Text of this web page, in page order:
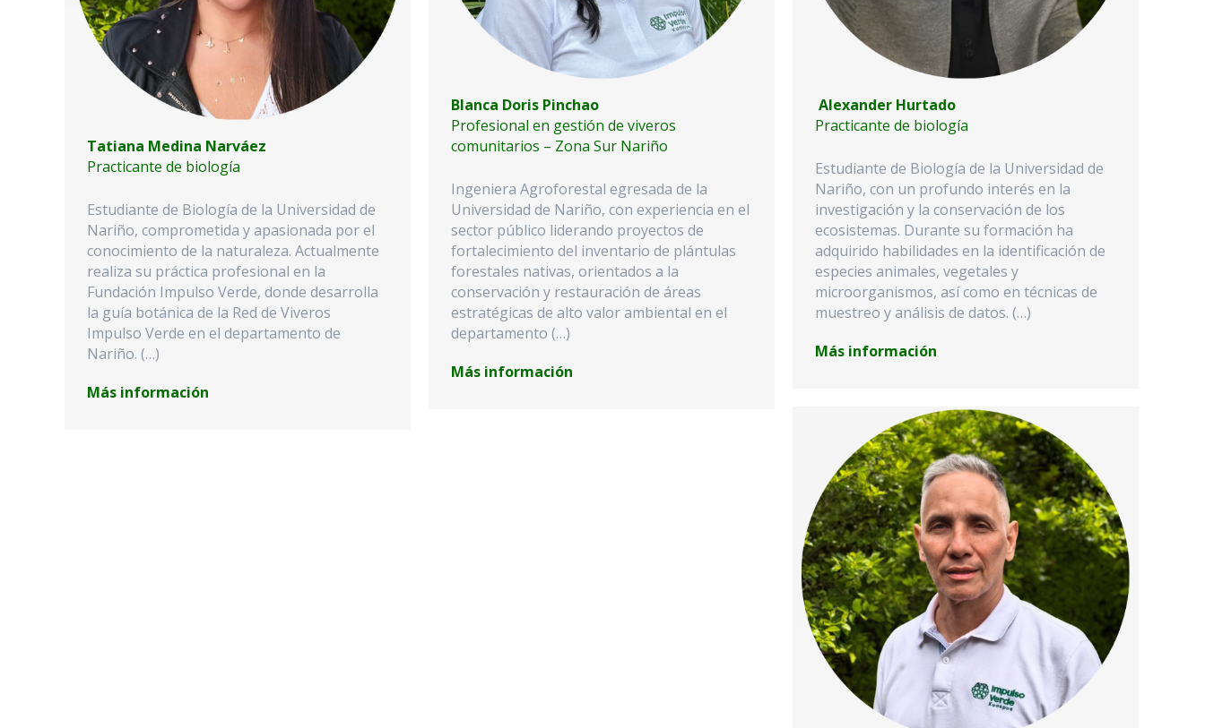
Blanca Doris Pinchao
Profesional en gestión de viveros
comunitarios – Zona Sur Nariño
Ingeniera Agroforestal egresada de la
Universidad de Nariño, con experiencia en el
sector público liderando proyectos de
fortalecimiento del inventario de plántulas
forestales nativas, orientados a la
conservación y restauración de áreas
estratégicas de alto valor ambiental en el
departamento (…)
Más información
Alexander Hurtado
Practicante de biología
Estudiante de Biología de la Universidad de
Nariño, con un profundo interés en la
investigación y la conservación de los
ecosistemas. Durante su formación ha
adquirido habilidades en la identificación de
especies animales, vegetales y
microorganismos, así como en técnicas de
muestreo y análisis de datos. (…)
Más información
Tatiana Medina Narváez
Practicante de biología
Estudiante de Biología de la Universidad de
Nariño, comprometida y apasionada por el
conocimiento de la naturaleza. Actualmente
realiza su práctica profesional en la
Fundación Impulso Verde, donde desarrolla
la guía botánica de la Red de Viveros
Impulso Verde en el departamento de
Nariño. (…)
Más información